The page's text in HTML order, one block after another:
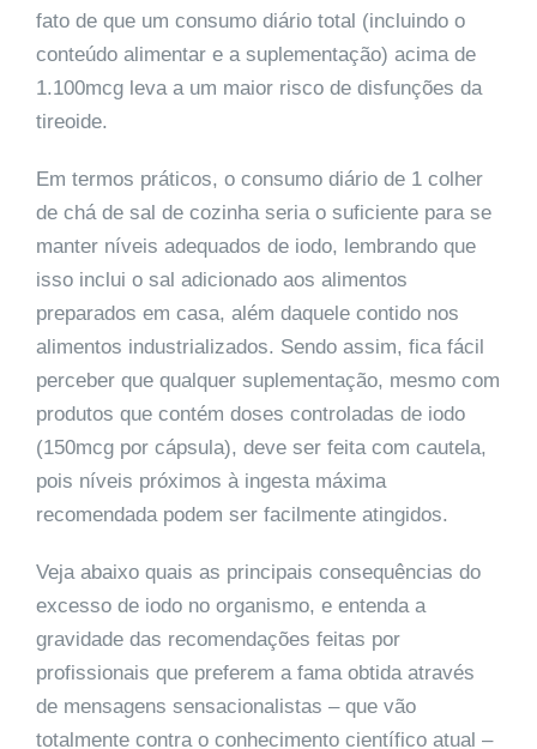
fato de que um consumo diário total (incluindo o
conteúdo alimentar e a suplementação) acima de
1.100mcg leva a um maior risco de disfunções da
tireoide.
Em termos práticos, o consumo diário de 1 colher
de chá de sal de cozinha seria o suficiente para se
manter níveis adequados de iodo, lembrando que
isso inclui o sal adicionado aos alimentos
preparados em casa, além daquele contido nos
alimentos industrializados. Sendo assim, fica fácil
perceber que qualquer suplementação, mesmo com
produtos que contém doses controladas de iodo
(150mcg por cápsula), deve ser feita com cautela,
pois níveis próximos à ingesta máxima
recomendada podem ser facilmente atingidos.
Veja abaixo quais as principais consequências do
excesso de iodo no organismo, e entenda a
gravidade das recomendações feitas por
profissionais que preferem a fama obtida através
de mensagens sensacionalistas – que vão
totalmente contra o conhecimento científico atual –